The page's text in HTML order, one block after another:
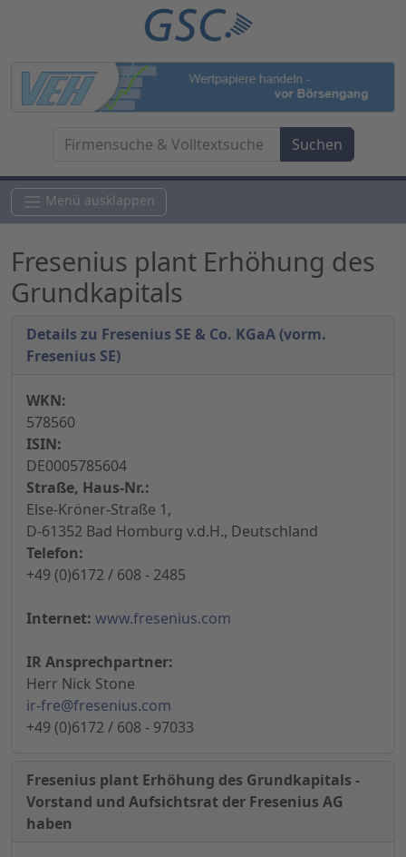
Menü ausklappen
Fresenius plant Erhöhung des
Grundkapitals
Details zu Fresenius SE & Co. KGaA (vorm.
Fresenius SE)
WKN:
578560
ISIN:
DE0005785604
Straße, Haus-Nr.:
Else-Kröner-Straße 1,
D-61352 Bad Homburg v.d.H., Deutschland
Telefon:
+49 (0)6172 / 608 - 2485
Internet: www.fresenius.com
IR Ansprechpartner:
Herr Nick Stone
ir-fre@fresenius.com
+49 (0)6172 / 608 - 97033
Fresenius plant Erhöhung des Grundkapitals -
Vorstand und Aufsichtsrat der Fresenius AG
haben